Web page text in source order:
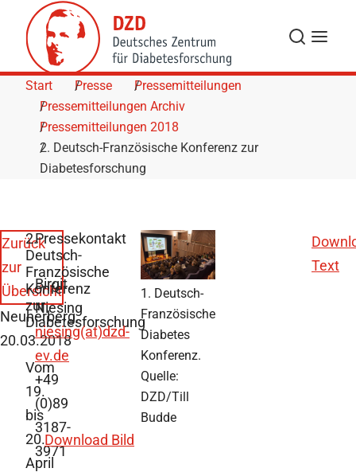
Skip to Content
Suche
Start Presse
Pressemitteilungen
Pressemitteilungen Archiv
Pressemitteilungen 2018
2. Deutsch-Französische Konferenz zur
Diabetesforschung
Zurück
zur
Übersicht
Neuherberg,
20.03.2018
2.
Deutsch-
Französische
Konferenz
zur
Diabetesforschung
Vom
19.
bis
20.
April
Pressekontakt
Birgit
Niesing
niesing(at)dzd-
ev.de
+49
(0)89
3187-
3971
Download Bild
1. Deutsch-
Französische
Diabetes
Konferenz.
Quelle:
DZD/Till
Budde
Text